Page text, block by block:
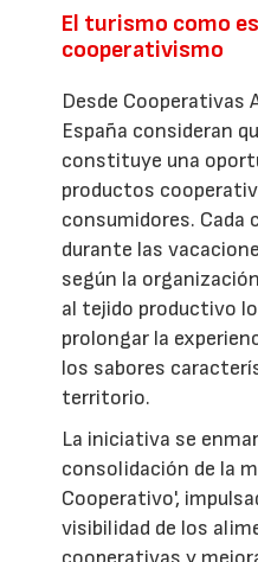
El turismo como
cooperativismo
Desde Cooperativas
España consideran
constituye una
productos
consumidores. Cada
durante las
según la
al tejido productivo
prolongar la
los sabores
territorio.
La iniciativa se
consolidación de la
Cooperativo',
visibilidad de los